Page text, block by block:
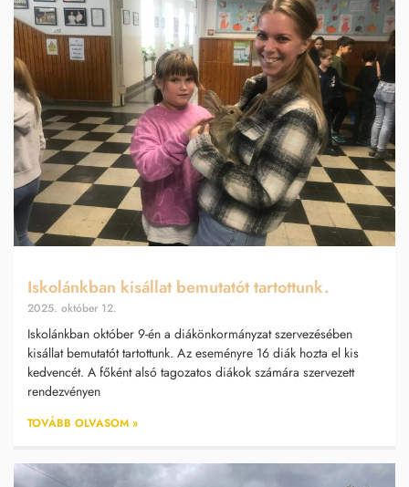
Iskolánkban kisállat bemutatót tartottunk.
2025. október 12.
Iskolánkban október 9-én a diákönkormányzat szervezésében
kisállat bemutatót tartottunk. Az eseményre 16 diák hozta el kis
kedvencét. A főként alsó tagozatos diákok számára szervezett
rendezvényen
TOVÁBB OLVASOM »